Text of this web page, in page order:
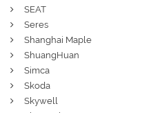
SEAT
Seres
Shanghai Maple
ShuangHuan
Simca
Skoda
Skywell